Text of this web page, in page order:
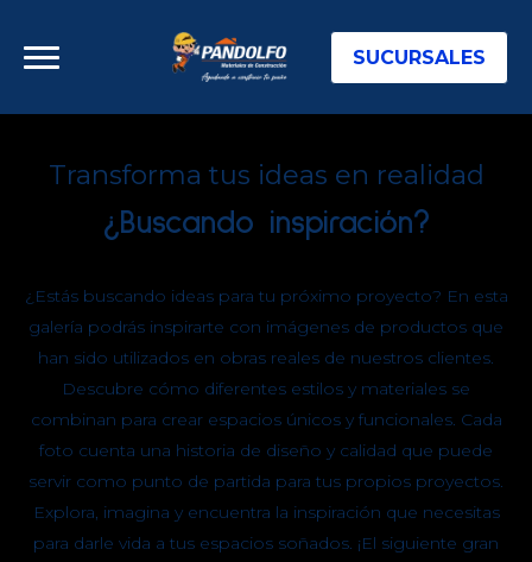
SUCURSALES
Transforma tus ideas en realidad
¿Buscando inspiración?
¿Estás buscando ideas para tu próximo proyecto? En esta
galería podrás inspirarte con imágenes de productos que
han sido utilizados en obras reales de nuestros clientes.
Descubre cómo diferentes estilos y materiales se
combinan para crear espacios únicos y funcionales. Cada
foto cuenta una historia de diseño y calidad que puede
servir como punto de partida para tus propios proyectos.
Explora, imagina y encuentra la inspiración que necesitas
para darle vida a tus espacios soñados. ¡El siguiente gran